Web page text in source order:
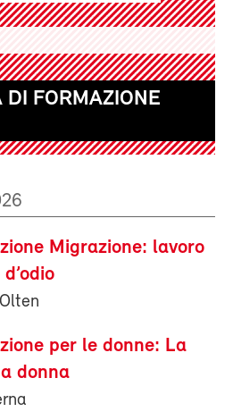
DI FORMAZIONE
Migrazione: lavoro
per le donne: La
donna